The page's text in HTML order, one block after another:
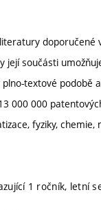
doporučené
její součásti
textové
000 000
fyziky,
1 ročník, letní